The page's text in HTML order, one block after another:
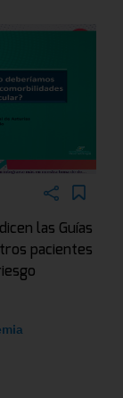
las Guías
pacientes